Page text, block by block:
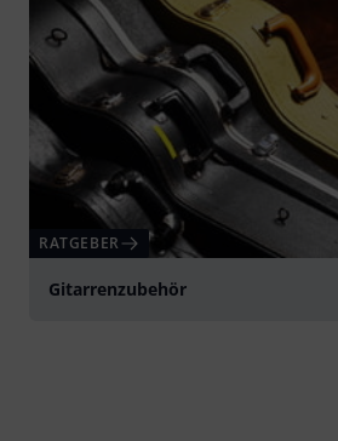
RATGEBER
Gitarrenzubehör